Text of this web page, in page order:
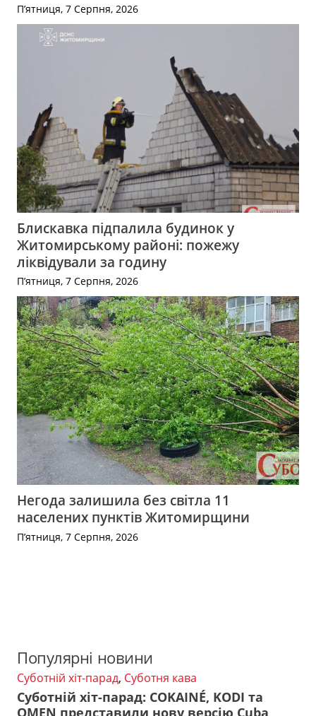
П’ятниця, 7 Серпня, 2026
Блискавка підпалила будинок у
Житомирському районі: пожежу
ліквідували за годину
П’ятниця, 7 Серпня, 2026
Негода залишила без світла 11
населених пунктів Житомирщини
П’ятниця, 7 Серпня, 2026
Популярні новини
Суботній хіт-парад, Суботня кава
Суботній хіт-парад: COKAINÉ, KODI та
OMEN представили нову версію Cuba